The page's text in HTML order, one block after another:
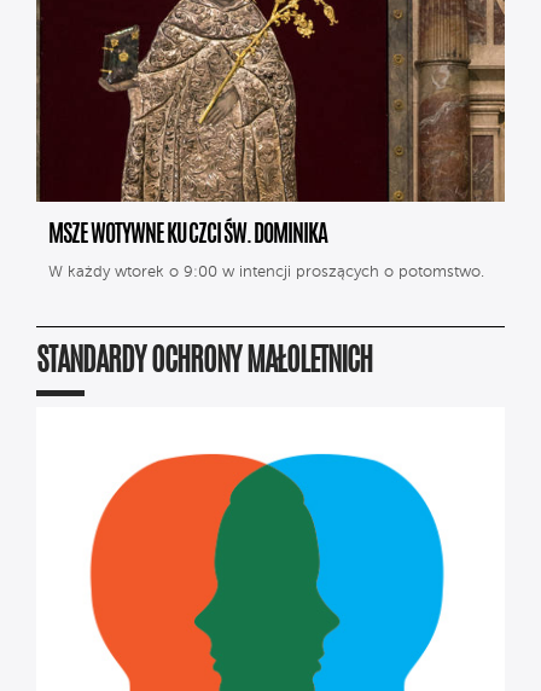
MSZE WOTYWNE KU CZCI ŚW. DOMINIKA
W każdy wtorek o 9:00 w intencji proszących o potomstwo.
STANDARDY OCHRONY MAŁOLETNICH